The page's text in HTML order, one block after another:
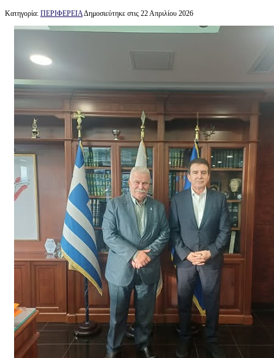
Κατηγορία: ΠΕΡΙΦΕΡΕΙΑΔημοσιεύτηκε στις 22 Απριλίου 2026